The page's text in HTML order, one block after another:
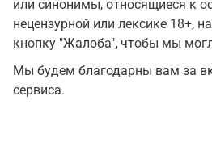
или синонимы, относящиеся к
нецензурной или лексике 18+,
кнопку "Жалоба", чтобы мы
Мы будем благодарны вам за
сервиса.